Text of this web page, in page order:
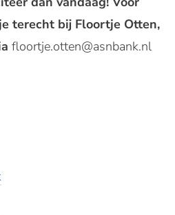
terecht bij Floortje Otten,
floortje.otten@asnbank.nl